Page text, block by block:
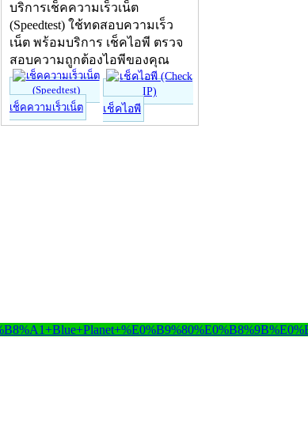
บริการเช็คความเร็วเน็ต
(Speedtest) ใช้ทดสอบความเร็ว
เน็ต พร้อมบริการ เช็คไอพี ตรวจ
สอบความถูกต้องไอพีของคุณ
เช็คความเร็วเน็ต เช็คไอพี